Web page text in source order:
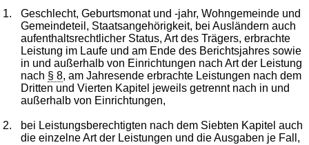
1.
Geschlecht, Geburtsmonat und -jahr, Wohngemeinde und
Gemeindeteil, Staatsangehörigkeit, bei Ausländern auch
aufenthaltsrechtlicher Status, Art des Trägers, erbrachte
Leistung im Laufe und am Ende des Berichtsjahres sowie
in und außerhalb von Einrichtungen nach Art der Leistung
nach § 8, am Jahresende erbrachte Leistungen nach dem
Dritten und Vierten Kapitel jeweils getrennt nach in und
außerhalb von Einrichtungen,
2.
bei Leistungsberechtigten nach dem Siebten Kapitel auch
die einzelne Art der Leistungen und die Ausgaben je Fall,